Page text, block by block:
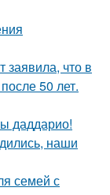
заявила, что в
50 лет.
даддарио!
наши
семей с